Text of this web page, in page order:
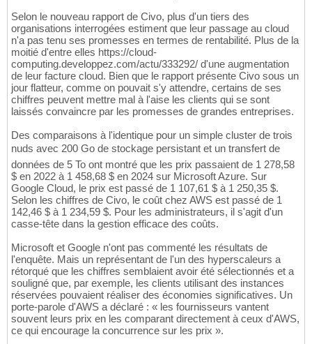
Selon le nouveau rapport de Civo, plus d'un tiers des
organisations interrogées estiment que leur passage au cloud
n'a pas tenu ses promesses en termes de rentabilité. Plus de la
moitié d'entre elles https://cloud-
computing.developpez.com/actu/333292/ d'une augmentation
de leur facture cloud. Bien que le rapport présente Civo sous un
jour flatteur, comme on pouvait s'y attendre, certains de ses
chiffres peuvent mettre mal à l'aise les clients qui se sont
laissés convaincre par les promesses de grandes entreprises.
Des comparaisons à l'identique pour un simple cluster de trois
nuds avec 200 Go de stockage persistant et un transfert de
données de 5 To ont montré que les prix passaient de 1 278,58
$ en 2022 à 1 458,68 $ en 2024 sur Microsoft Azure. Sur
Google Cloud, le prix est passé de 1 107,61 $ à 1 250,35 $.
Selon les chiffres de Civo, le coût chez AWS est passé de 1
142,46 $ à 1 234,59 $. Pour les administrateurs, il s'agit d'un
casse-tête dans la gestion efficace des coûts.
Microsoft et Google n'ont pas commenté les résultats de
l'enquête. Mais un représentant de l'un des hyperscaleurs a
rétorqué que les chiffres semblaient avoir été sélectionnés et a
souligné que, par exemple, les clients utilisant des instances
réservées pouvaient réaliser des économies significatives. Un
porte-parole d'AWS a déclaré : « les fournisseurs vantent
souvent leurs prix en les comparant directement à ceux d'AWS,
ce qui encourage la concurrence sur les prix ».